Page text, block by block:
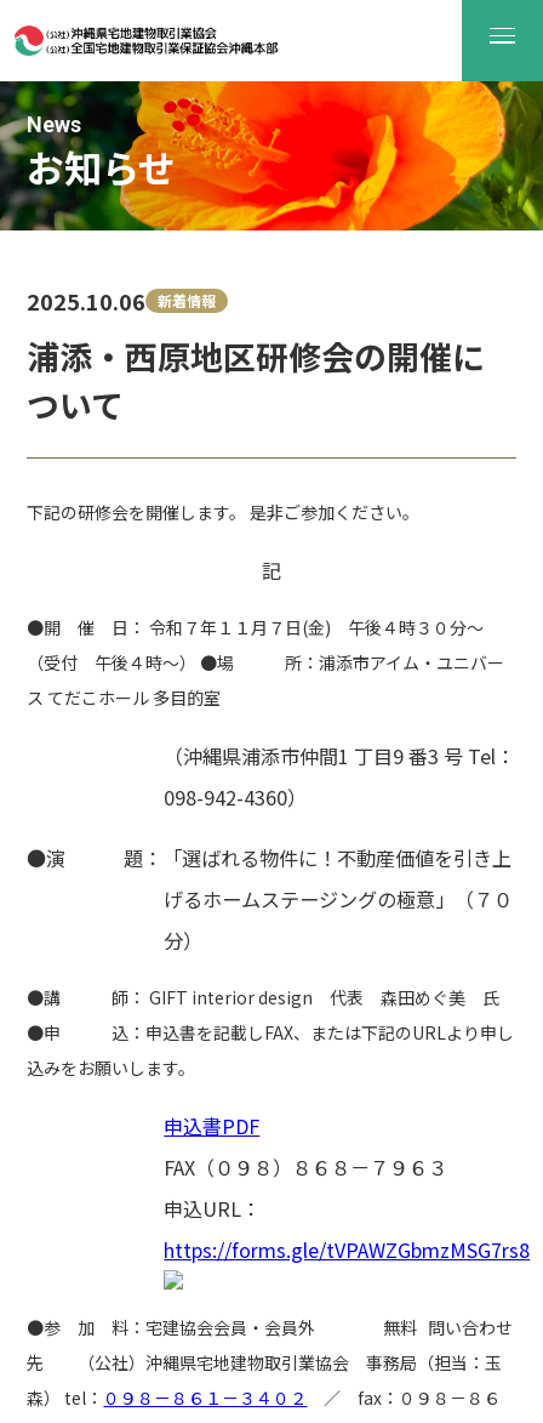
News
お知らせ
浦添・西原地区研修会の開催に
ついて
2025.10.06 新着情報
下記の研修会を開催します。 是非ご参加ください。
記
●開 催 日： 令和７年１１月７日(金) 午後４時３０分～
（受付 午後４時～） ●場 所：浦添市アイム・ユニバー
ス てだこホール 多目的室
（沖縄県浦添市仲間1 丁目9 番3 号 Tel：
098-942-4360）
●演 題：「選ばれる物件に！不動産価値を引き上
げるホームステージングの極意」（７０
分）
●講 師： GIFT interior design 代表 森田めぐ美 氏
●申 込：申込書を記載しFAX、または下記のURLより申し
込みをお願いします。
申込書PDF
FAX（０９８）８６８－７９６３
申込URL：
https://forms.gle/tVPAWZGbmzMSG7rs8
●参 加 料：宅建協会会員・会員外 無料 問い合わせ
先 （公社）沖縄県宅地建物取引業協会 事務局（担当：玉
森） tel： ０９８－８６１－３４０２
／ fax：０９８－８６